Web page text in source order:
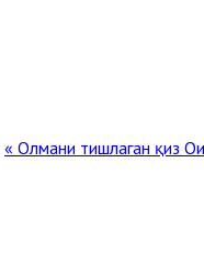
« Олмани тишлаган қиз